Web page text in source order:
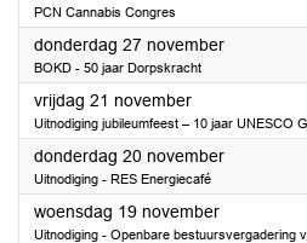
PCN Cannabis Congres
donderdag 27 november2025
BOKD - 50 jaar Dorpskracht
vrijdag 21 november2025
Uitnodiging jubileumfeest – 10 jaar UNESCO
donderdag 20 november2025
Uitnodiging - RES Energiecafé
woensdag 19 november2025
Uitnodiging - Openbare bestuursvergadering